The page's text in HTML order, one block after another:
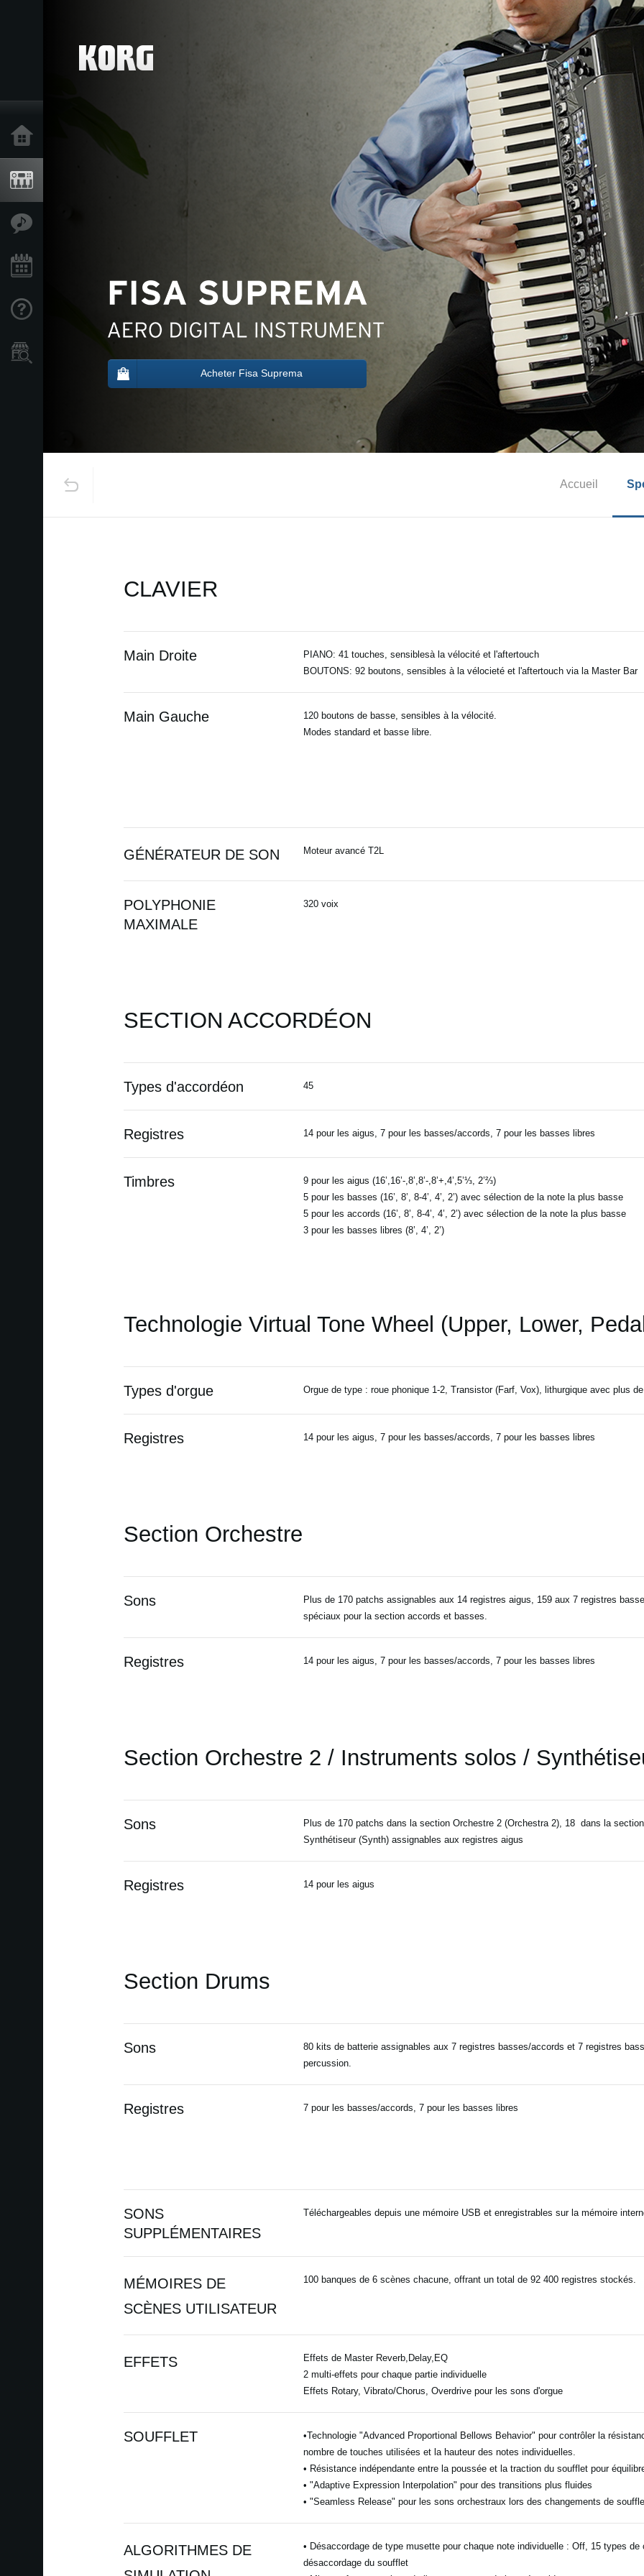
Acheter Fisa Suprema
Accueil
CLAVIER
Main Droite
PIANO: 41 touches, sensiblesà la vélocité et l'aftertouch
BOUTONS: 92 boutons, sensibles à la vélocieté et l'aftertouch via la Master Bar
Main Gauche
120 boutons de basse, sensibles à la vélocité.
Modes standard et basse libre.
GÉNÉRATEUR DE SON Moteur avancé T2L
POLYPHONIE
MAXIMALE
320 voix
SECTION ACCORDÉON
Types d'accordéon 45
Registres 14 pour les aigus, 7 pour les basses/accords, 7 pour les basses libres
Timbres
9 pour les aigus (16’,16’-,8’,8’-,8’+,4’,5’⅓, 2’⅔)
5 pour les basses (16’, 8’, 8-4’, 4’, 2’) avec sélection de la note la plus basse
5 pour les accords (16’, 8’, 8-4’, 4’, 2’) avec sélection de la note la plus basse
3 pour les basses libres (8’, 4’, 2’)
Technologie Virtual Tone Wheel (Upper, Lower,
Types d'orgue Orgue de type : roue phonique 1-2, Transistor (Farf, Vox), lithurgique avec plus
Registres 14 pour les aigus, 7 pour les basses/accords, 7 pour les basses libres
Section Orchestre
Sons
Plus de 170 patchs assignables aux 14 registres aigus, 159 aux 7 registres
spéciaux pour la section accords et basses.
Registres 14 pour les aigus, 7 pour les basses/accords, 7 pour les basses libres
Section Orchestre 2 / Instruments solos /
Sons
Plus de 170 patchs dans la section Orchestre 2 (Orchestra 2), 18 dans la
Synthétiseur (Synth) assignables aux registres aigus
Registres 14 pour les aigus
Section Drums
Sons
80 kits de batterie assignables aux 7 registres basses/accords et 7 registres
percussion.
Registres 7 pour les basses/accords, 7 pour les basses libres
SONS
SUPPLÉMENTAIRES
Téléchargeables depuis une mémoire USB et enregistrables sur la mémoire
MÉMOIRES DE
SCÈNES UTILISATEUR
100 banques de 6 scènes chacune, offrant un total de 92 400 registres stockés.
EFFETS
Effets de Master Reverb,Delay,EQ
2 multi-effets pour chaque partie individuelle
Effets Rotary, Vibrato/Chorus, Overdrive pour les sons d'orgue
SOUFFLET
•Technologie "Advanced Proportional Bellows Behavior" pour contrôler la
nombre de touches utilisées et la hauteur des notes individuelles.
• Résistance indépendante entre la poussée et la traction du soufflet pour
• "Adaptive Expression Interpolation" pour des transitions plus fluides
• "Seamless Release" pour les sons orchestraux lors des changements de
ALGORITHMES DE
• Désaccordage de type musette pour chaque note individuelle : Off, 15 types
désaccordage du soufflet